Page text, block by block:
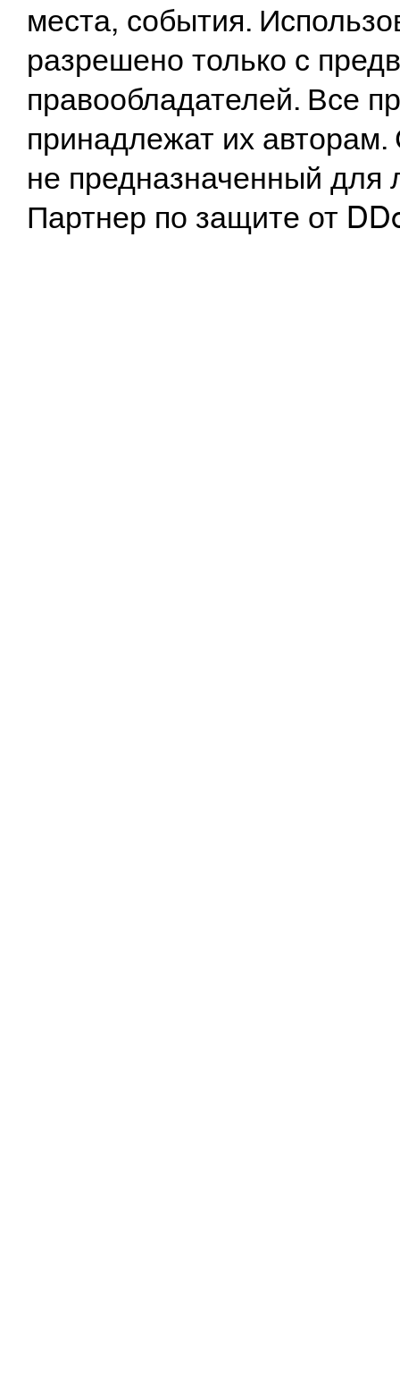
места, события.
разрешено только с
правообладателей. Все
принадлежат их
не предназначенный
Партнер по защите от